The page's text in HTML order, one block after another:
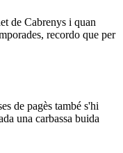
de Cabrenys i quan
recordo que per
de pagès també s'hi
una carbassa buida